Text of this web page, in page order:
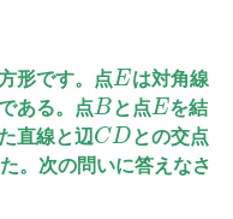
形です。点Eは対角線
ある。点Bと点Eを結
直線と辺CDとの交点
。次の問いに答えなさ